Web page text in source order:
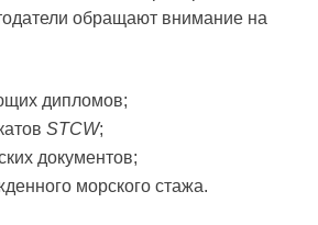
обращают внимание на
дипломов;
STCW;
документов;
морского стажа.